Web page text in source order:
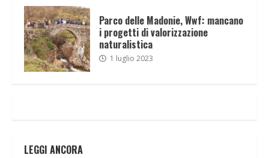
Parco delle Madonie, Wwf: mancano
i progetti di valorizzazione
naturalistica
1 luglio 2023
LEGGI ANCORA